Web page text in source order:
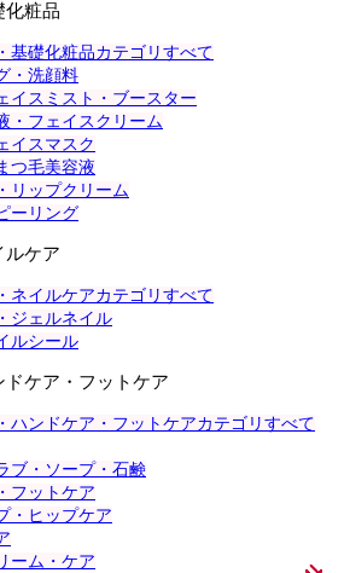
化粧品
基礎化粧品カテゴリすべて
・洗顔料
イスミスト・ブースター
・フェイスクリーム
イスマスク
つ毛美容液
リップクリーム
ーリング
ルケア
ネイルケアカテゴリすべて
ジェルネイル
ルシール
ケア・フットケア
ハンドケア・フットケアカテゴリすべて
ブ・ソープ・石鹸
フットケア
・ヒップケア
ーム・ケア